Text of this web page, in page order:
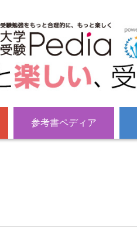
参考書ペディア